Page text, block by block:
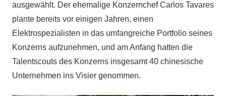
ausgewählt. Der ehemalige Konzernchef Carlos Tavares
plante bereits vor einigen Jahren, einen
Elektrospezialisten in das umfangreiche Portfolio seines
Konzerns aufzunehmen, und am Anfang hatten die
Talentscouts des Konzerns insgesamt 40 chinesische
Unternehmen ins Visier genommen.